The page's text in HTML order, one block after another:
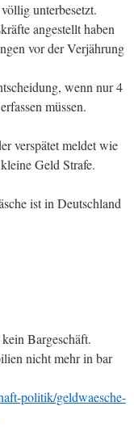
unterbesetzt.
angestellt haben
vor der Verjährung
wenn nur 4
müssen.
verspätet meldet wie
Geld Strafe.
ist in Deutschland
Bargeschäft.
nicht mehr in bar
politik/geldwaesche-